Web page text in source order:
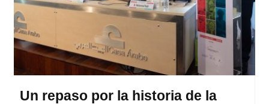
Un repaso por la historia de la